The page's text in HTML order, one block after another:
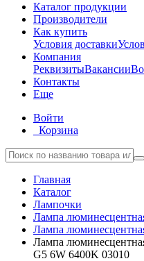
Каталог продукции
Производители
Как купить
Условия доставки
Компания
РеквизитыВакансии
Контакты
Еще
Войти
Корзина
Главная
Каталог
Лампочки
Лампа
Лампа
Лампа
G5 6W 6400K 03010